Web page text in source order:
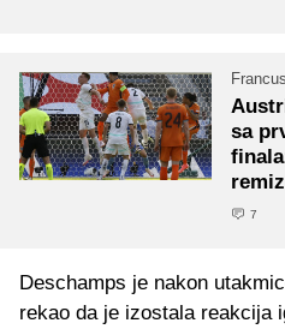
sa
7
Deschamps je nakon
rekao da je izostala reakcija